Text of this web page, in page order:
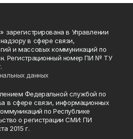
зарегистрирована в Управлении
в сфере связи,
и массовых коммуникаций по
Регистрационный номер ПИ № ТУ
данных
Федеральной службой по
в сфере связи, информационных
по Республике
о регистрации СМИ: ПИ
2015 г.